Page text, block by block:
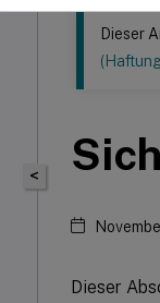
<
Dieser
Dieser